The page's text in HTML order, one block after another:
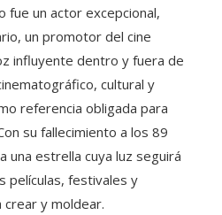
fue un actor excepcional,
un promotor del cine
influyente dentro y fuera de
cultural y
referencia obligada para
su fallecimiento a los 89
una estrella cuya luz seguirá
películas, festivales y
y moldear.